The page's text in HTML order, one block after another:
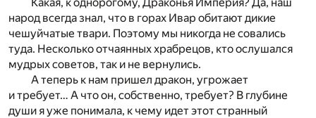
народ всегда знал, что в горах Ивар обитают дикие
чешуйчатые твари. Поэтому мы никогда не совались
туда. Несколько отчаянных храбрецов, кто ослушался
мудрых советов, так и не вернулись.
А теперь к нам пришел дракон, угрожает
и требует… А что он, собственно, требует? В глубине
души я уже понимала, к чему идет этот странный